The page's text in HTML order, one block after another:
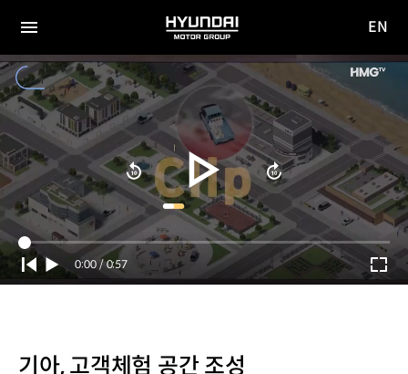
전체
메뉴
HYUNDAI
MOTOR
GROUP
사이
EN
Current
Time
0:00 / Duration
0:57
기아, 고객체험 공간 조성